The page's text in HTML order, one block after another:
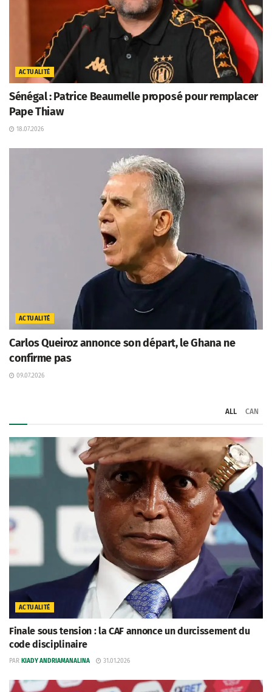
ACTUALITÉ
Sénégal : Patrice Beaumelle proposé pour remplacer
Pape Thiaw
18.07.2026
ACTUALITÉ
Carlos Queiroz annonce son départ, le Ghana ne
confirme pas
09.07.2026
ALL CAN
ACTUALITÉ
Finale sous tension : la CAF annonce un durcissement du
code disciplinaire
PAR KIADY ANDRIAMANALINA 31.01.2026